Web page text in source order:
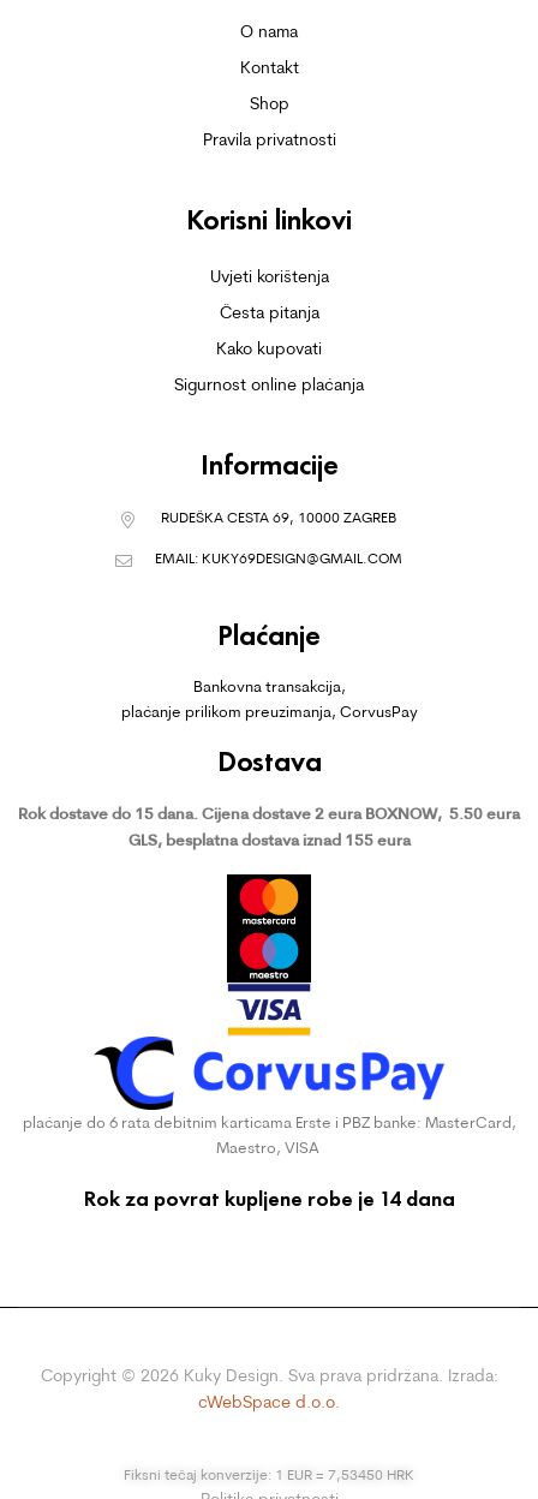
O nama
Kontakt
Shop
Pravila privatnosti
Korisni linkovi
Uvjeti korištenja
Česta pitanja
Kako kupovati
Sigurnost online plaćanja
Informacije
RUDEŠKA CESTA 69, 10000 ZAGREB
EMAIL: KUKY69DESIGN@GMAIL.COM
Plaćanje
Bankovna transakcija,
plaćanje prilikom preuzimanja, CorvusPay
Dostava
Rok dostave do 15 dana. Cijena dostave 2 eura BOXNOW, 5.50 eura
GLS, besplatna dostava iznad 155 eura
plaćanje do 6 rata debitnim karticama Erste i PBZ banke: MasterCard,
Maestro, VISA
Rok za povrat kupljene robe je 14 dana
Copyright © 2026Kuky Design. Sva prava pridržana. Izrada:
cWebSpace d.o.o.
Fiksni tečaj konverzije: 1 EUR = 7,53450 HRK